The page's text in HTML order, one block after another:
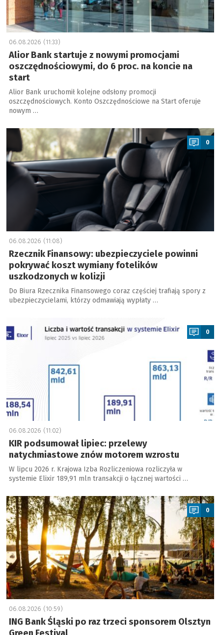
06.08.2026 (11:33)
Alior Bank startuje z nowymi promocjami
oszczędnościowymi, do 6 proc. na koncie na
start
Alior Bank uruchomił kolejne odsłony promocji
oszczędnościowych. Konto Oszczędnościowe na Start oferuje
nowym …
a
0
06.08.2026 (11:08)
Rzecznik Finansowy: ubezpieczyciele powinni
pokrywać koszt wymiany fotelików
uszkodzonych w kolizji
Do Biura Rzecznika Finansowego coraz częściej trafiają spory z
ubezpieczycielami, którzy odmawiają wypłaty …
0
06.08.2026 (11:02)
KIR podsumował lipiec: przelewy
natychmiastowe znów motorem wzrostu
W lipcu 2026 r. Krajowa Izba Rozliczeniowa rozliczyła w
systemie Elixir 189,91 mln transakcji o łącznej wartości …
a
0
06.08.2026 (10:59)
ING Bank Śląski po raz trzeci sponsorem Olsztyn
Green Festival